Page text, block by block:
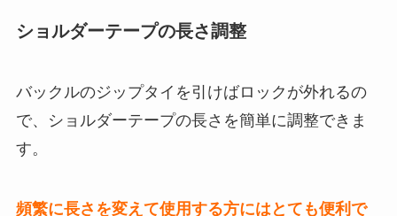
ショルダーテープの長さ調整
バックルのジップタイを引けばロックが外れるの
で、ショルダーテープの長さを簡単に調整できま
す。
頻繁に長さを変えて使用する方にはとても便利で